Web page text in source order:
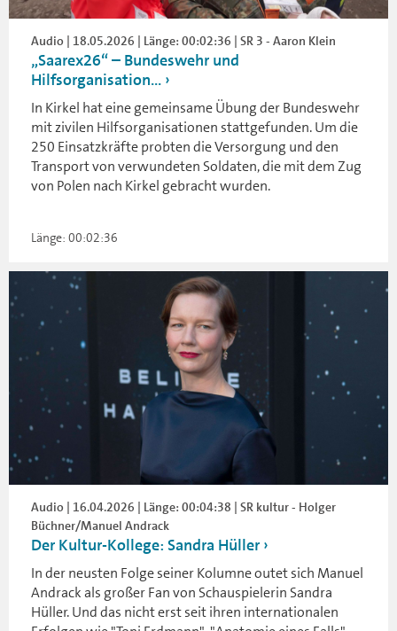
Audio | 18.05.2026 | Länge: 00:02:36 | SR 3 - Aaron Klein
„Saarex26“ – Bundeswehr und
Hilfsorganisation...
In Kirkel hat eine gemeinsame Übung der Bundeswehr
mit zivilen Hilfsorganisationen stattgefunden. Um die
250 Einsatzkräfte probten die Versorgung und den
Transport von verwundeten Soldaten, die mit dem Zug
von Polen nach Kirkel gebracht wurden.
Länge: 00:02:36
Audio | 16.04.2026 | Länge: 00:04:38 | SR kultur - Holger
Büchner/Manuel Andrack
Der Kultur-Kollege: Sandra Hüller
In der neusten Folge seiner Kolumne outet sich Manuel
Andrack als großer Fan von Schauspielerin Sandra
Hüller. Und das nicht erst seit ihren internationalen